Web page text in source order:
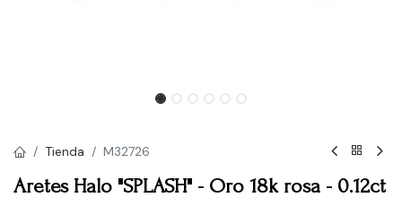
Tienda M32726
Aretes Halo "SPLASH" - Oro 18k rosa - 0.12ct